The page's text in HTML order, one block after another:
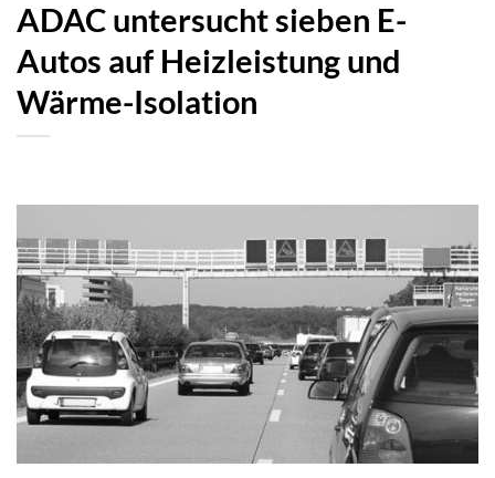
ADAC untersucht sieben E-
Autos auf Heizleistung und
Wärme-Isolation